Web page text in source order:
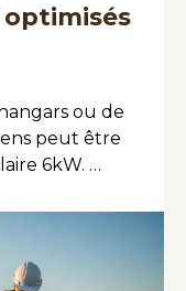
ou de
peut être
6kW. …